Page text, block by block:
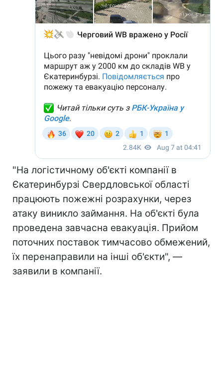
"На логістичному об'єкті компанії в
Єкатеринбурзі Свердловської області
працюють пожежні розрахунки, через
атаку виникло займання. На об'єкті була
проведена завчасна евакуація. Прийом
поточних поставок тимчасово обмежений,
їх перенаправили на інші об'єкти", —
заявили в компанії.